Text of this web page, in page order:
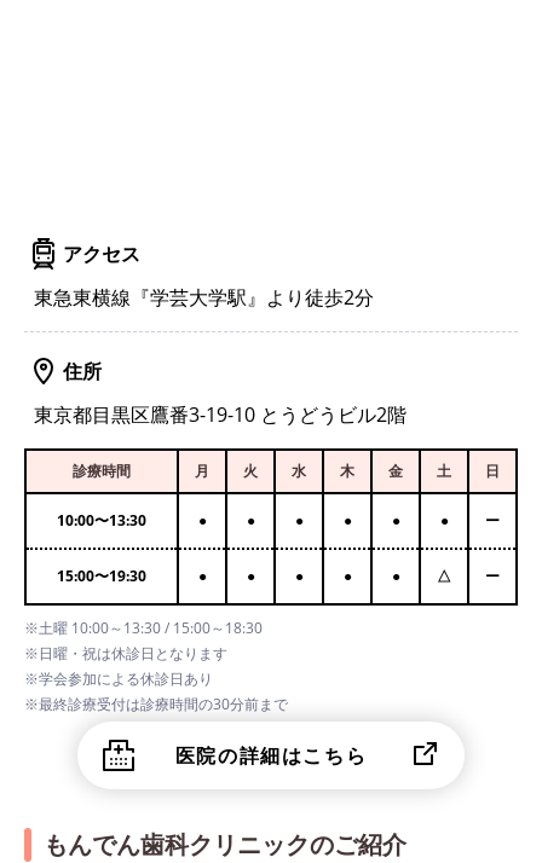
アクセス
東急東横線『学芸大学駅』より徒歩2分
住所
東京都目黒区鷹番3-19-10 とうどうビル2階
診療時間 月 火 水 木 金 土 日
10:00〜13:30 ● ● ● ● ● ● ー
15:00〜19:30 ● ● ● ● ● △ ー
※土曜 10:00～13:30 / 15:00～18:30
※日曜・祝は休診日となります
※学会参加による休診日あり
※最終診療受付は診療時間の30分前まで
医院の詳細はこちら
もんでん歯科クリニックのご紹介